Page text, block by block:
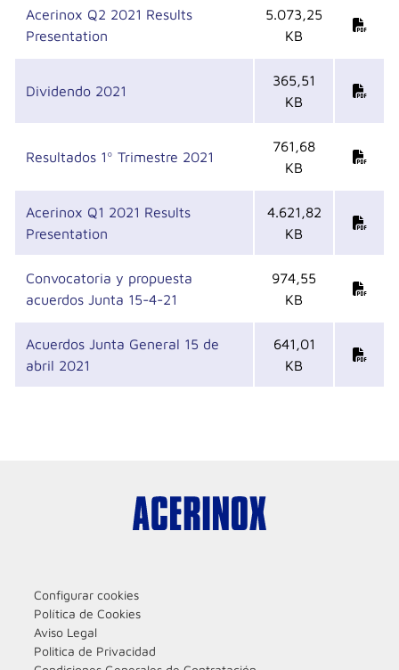
Acerinox Q2 2021 Results
Presentation
5.073,25
KB
Dividendo 2021
365,51
KB
Resultados 1º Trimestre 2021
761,68
KB
Acerinox Q1 2021 Results
Presentation
4.621,82
KB
Convocatoria y propuesta
acuerdos Junta 15-4-21
974,55
KB
Acuerdos Junta General 15 de
abril 2021
641,01
KB
Configurar cookies
Política de Cookies
Aviso Legal
Politica de Privacidad